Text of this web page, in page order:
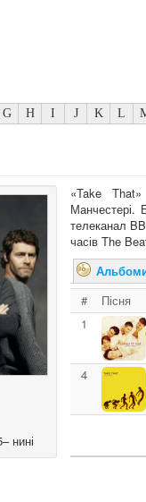
G H I J K L
нині
«Take
телеканал
часів The
#
Пісня
1
4